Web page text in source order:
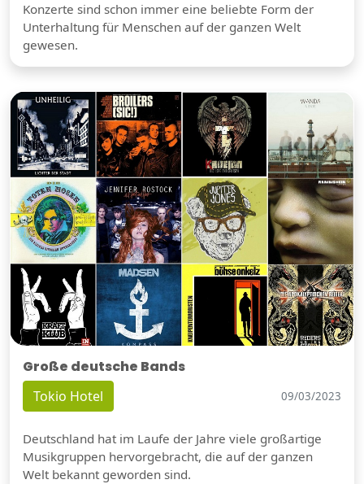
Konzerte sind schon immer eine beliebte Form der
Unterhaltung für Menschen auf der ganzen Welt
gewesen.
Große deutsche Bands
Tokio Hotel 09/03/2023
Deutschland hat im Laufe der Jahre viele großartige
Musikgruppen hervorgebracht, die auf der ganzen
Welt bekannt geworden sind.